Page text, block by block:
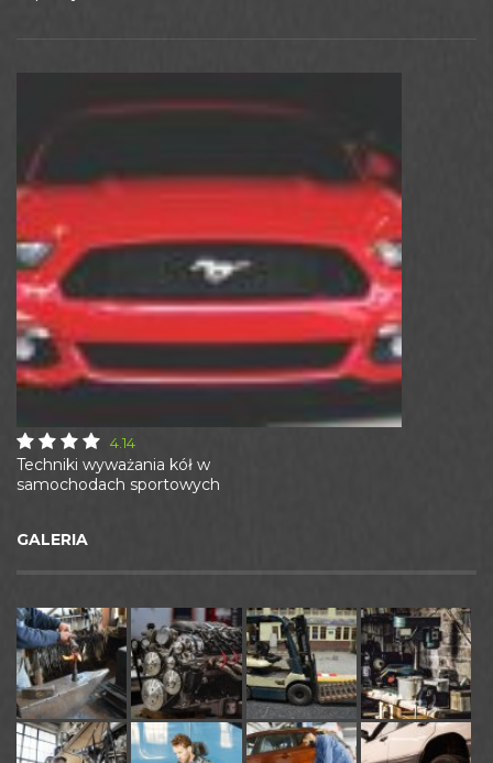
Techniki wyważania kół w
samochodach sportowych
4.14
GALERIA